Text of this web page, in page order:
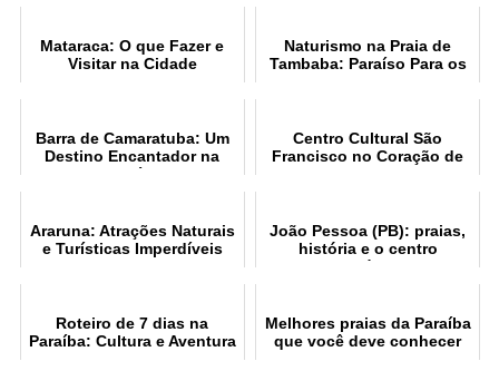
Mataraca: O que Fazer e
Visitar na Cidade
Naturismo na Praia de
Tambaba: Paraíso Para os
Barra de Camaratuba: Um
Destino Encantador na
Paraíba
Centro Cultural São
Francisco no Coração de
Araruna: Atrações Naturais
e Turísticas Imperdíveis
João Pessoa (PB): praias,
história e o centro
histórico
Roteiro de 7 dias na
Paraíba: Cultura e Aventura
Melhores praias da Paraíba
que você deve conhecer